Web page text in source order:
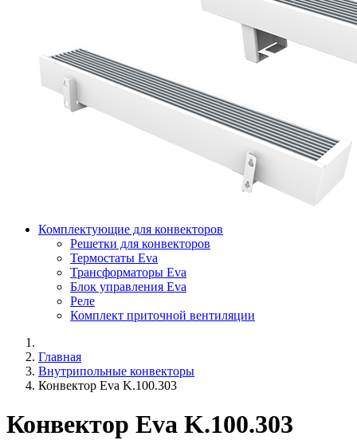
Комплектующие для конвекторов
Решетки для конвекторов
Термостаты Eva
Трансформаторы Eva
Блок управления Eva
Реле
Комплект приточной вентиляции
Главная
Внутрипольные конвекторы
Конвектор Eva K.100.303
Конвектор Eva K.100.303